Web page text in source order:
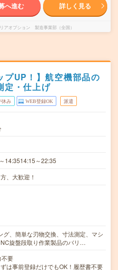
へ進む 詳しく見る
アオプション 製造事業部（全国）
プUP！】航空機部品の
定・仕上げ
休み WEB登録OK 派遣
14:3514:15～22:35
、大歓迎！
グ、簡単な刃物交換、寸法測定、マシ
旋盤段取り作業製品のバリ…
不要
は事前登録だけでもOK！履歴書不要